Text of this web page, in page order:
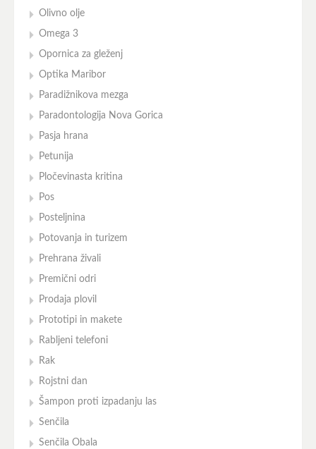
Olivno olje
Omega 3
Opornica za gleženj
Optika Maribor
Paradižnikova mezga
Paradontologija Nova Gorica
Pasja hrana
Petunija
Pločevinasta kritina
Pos
Posteljnina
Potovanja in turizem
Prehrana živali
Premični odri
Prodaja plovil
Prototipi in makete
Rabljeni telefoni
Rak
Rojstni dan
Šampon proti izpadanju las
Senčila
Senčila Obala